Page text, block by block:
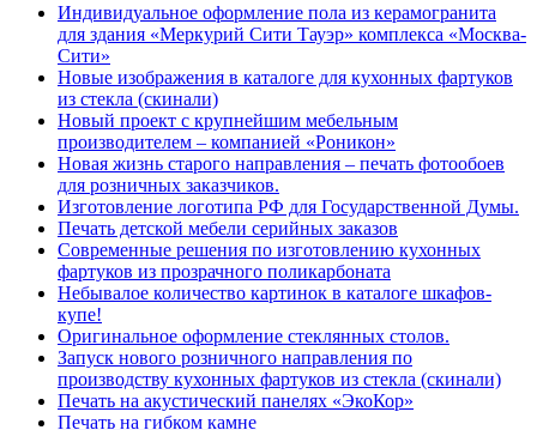
Индивидуальное оформление пола из керамогранита
для здания «Меркурий Сити Тауэр» комплекса «Москва-
Сити»
Новые изображения в каталоге для кухонных фартуков
из стекла (скинали)
Новый проект с крупнейшим мебельным
производителем – компанией «Роникон»
Новая жизнь старого направления – печать фотообоев
для розничных заказчиков.
Изготовление логотипа РФ для Государственной Думы.
Печать детской мебели серийных заказов
Современные решения по изготовлению кухонных
фартуков из прозрачного поликарбоната
Небывалое количество картинок в каталоге шкафов-
купе!
Оригинальное оформление стеклянных столов.
Запуск нового розничного направления по
производству кухонных фартуков из стекла (скинали)
Печать на акустический панелях «ЭкоКор»
Печать на гибком камне